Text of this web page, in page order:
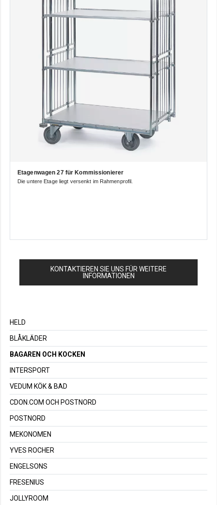
HELD
BLÅKLÄDER
BAGAREN OCH KOCKEN
INTERSPORT
VEDUM KÖK & BAD
CDON.COM OCH POSTNORD
POSTNORD
MEKONOMEN
YVES ROCHER
ENGELSONS
FRESENIUS
JOLLYROOM
Etagenwagen 27 für Kommissionierer
Die untere Etage liegt versenkt im Rahmenprofil.
KONTAKTIEREN SIE UNS FÜR WEITERE
INFORMATIONEN